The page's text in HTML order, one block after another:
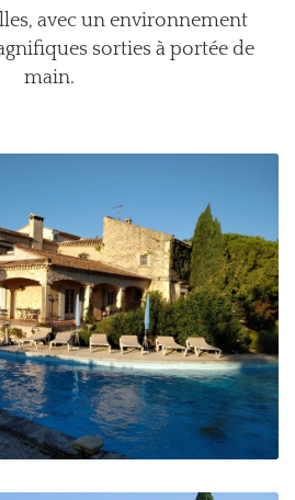
, avec un environnement
sorties à portée de
main.